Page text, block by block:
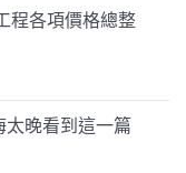
程各項價格總整
太晚看到這一篇